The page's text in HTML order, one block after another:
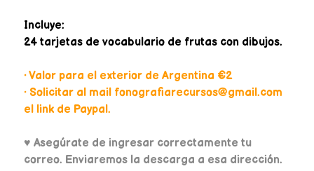
Incluye:
24 tarjetas de vocabulario de frutas con dibujos.
• Valor para el exterior de Argentina €2
• Solicitar al mail fonografiarecursos@gmail.com
el link de Paypal.
♥ Asegúrate de ingresar correctamente tu
correo. Enviaremos la descarga a esa dirección.